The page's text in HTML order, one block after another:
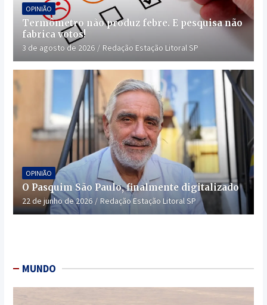
OPINIÃO
Termômetro não produz febre. E pesquisa não
fabrica votos!
3 de agosto de 2026 Redação Estação Litoral SP
OPINIÃO
O Pasquim São Paulo, finalmente digitalizado
22 de junho de 2026 Redação Estação Litoral SP
MUNDO